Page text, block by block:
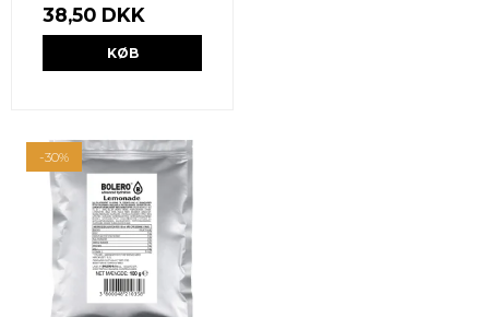
38,50 DKK
KØB
-30%